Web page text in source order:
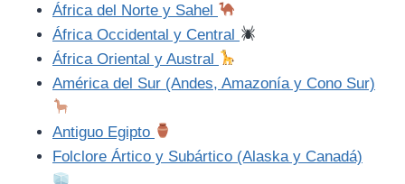
África del Norte y Sahel
África Occidental y Central
África Oriental y Austral
América del Sur (Andes, Amazonía y Cono Sur)
Antiguo Egipto
Folclore Ártico y Subártico (Alaska y Canadá)